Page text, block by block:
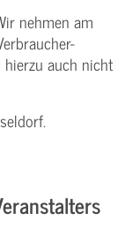
nehmen am
auch nicht